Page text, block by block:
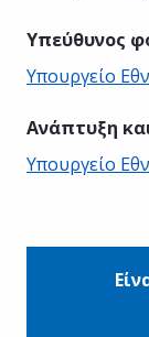
Υπεύθυνος
Υπουργείο
Ανάπτυξη
Υπουργείο